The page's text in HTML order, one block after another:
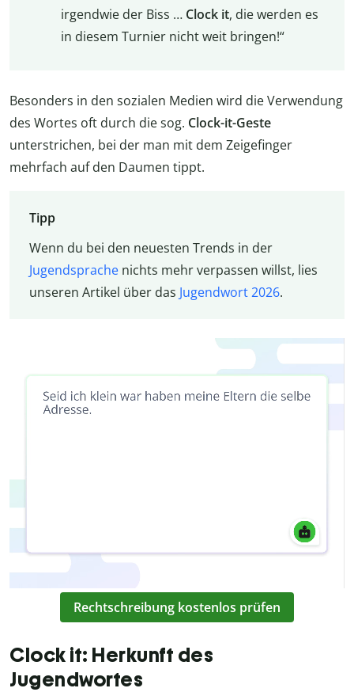
irgendwie der Biss … Clock it, die werden es
in diesem Turnier nicht weit bringen!“
Besonders in den sozialen Medien wird die Verwendung
des Wortes oft durch die sog. Clock-it-Geste
unterstrichen, bei der man mit dem Zeigefinger
mehrfach auf den Daumen tippt.
Tipp
Wenn du bei den neuesten Trends in der
Jugendsprachenichts mehr verpassen willst, lies
unseren Artikel über das Jugendwort 2026.
Rechtschreibung kostenlos prüfen
Clock it: Herkunft des
Jugendwortes